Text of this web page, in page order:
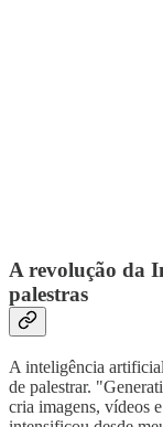
A revolução da
palestras
A inteligência
de palestrar.
cria imagens, vídeos